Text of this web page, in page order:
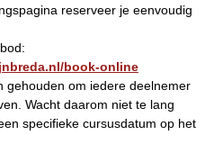
reserveer je eenvoudig
book-online
gehouden om iedere deelnemer
Wacht daarom niet te lang
specifieke cursusdatum op het